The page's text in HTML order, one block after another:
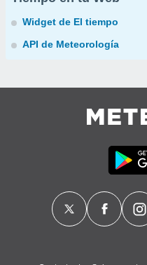
Widget de El tiempo
API de Meteorología